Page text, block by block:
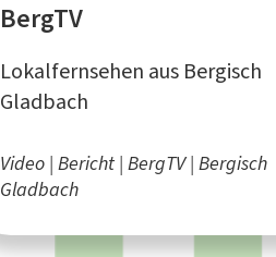
BergTV
Lokalfernsehen aus Bergisch
Gladbach
Video Bericht BergTV Bergisch
Gladbach